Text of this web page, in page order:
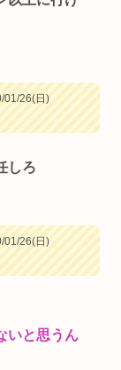
01/26(日)
しろ
01/26(日)
いと思うん